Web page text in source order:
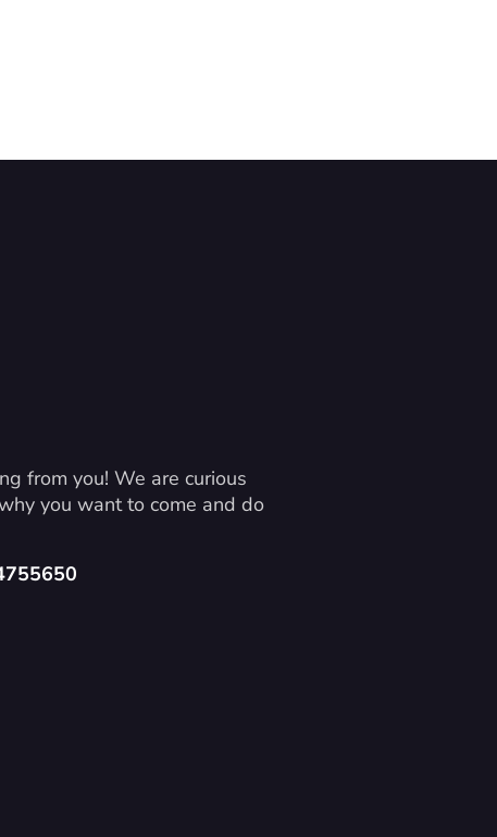
from you! We are curious
you want to come and do